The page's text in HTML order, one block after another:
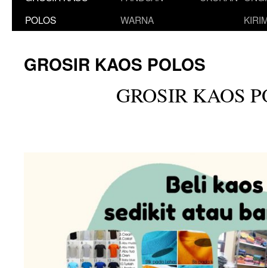
POLOS
WARNA
GROSIR KAOS POLOS
GROSIR KAOS